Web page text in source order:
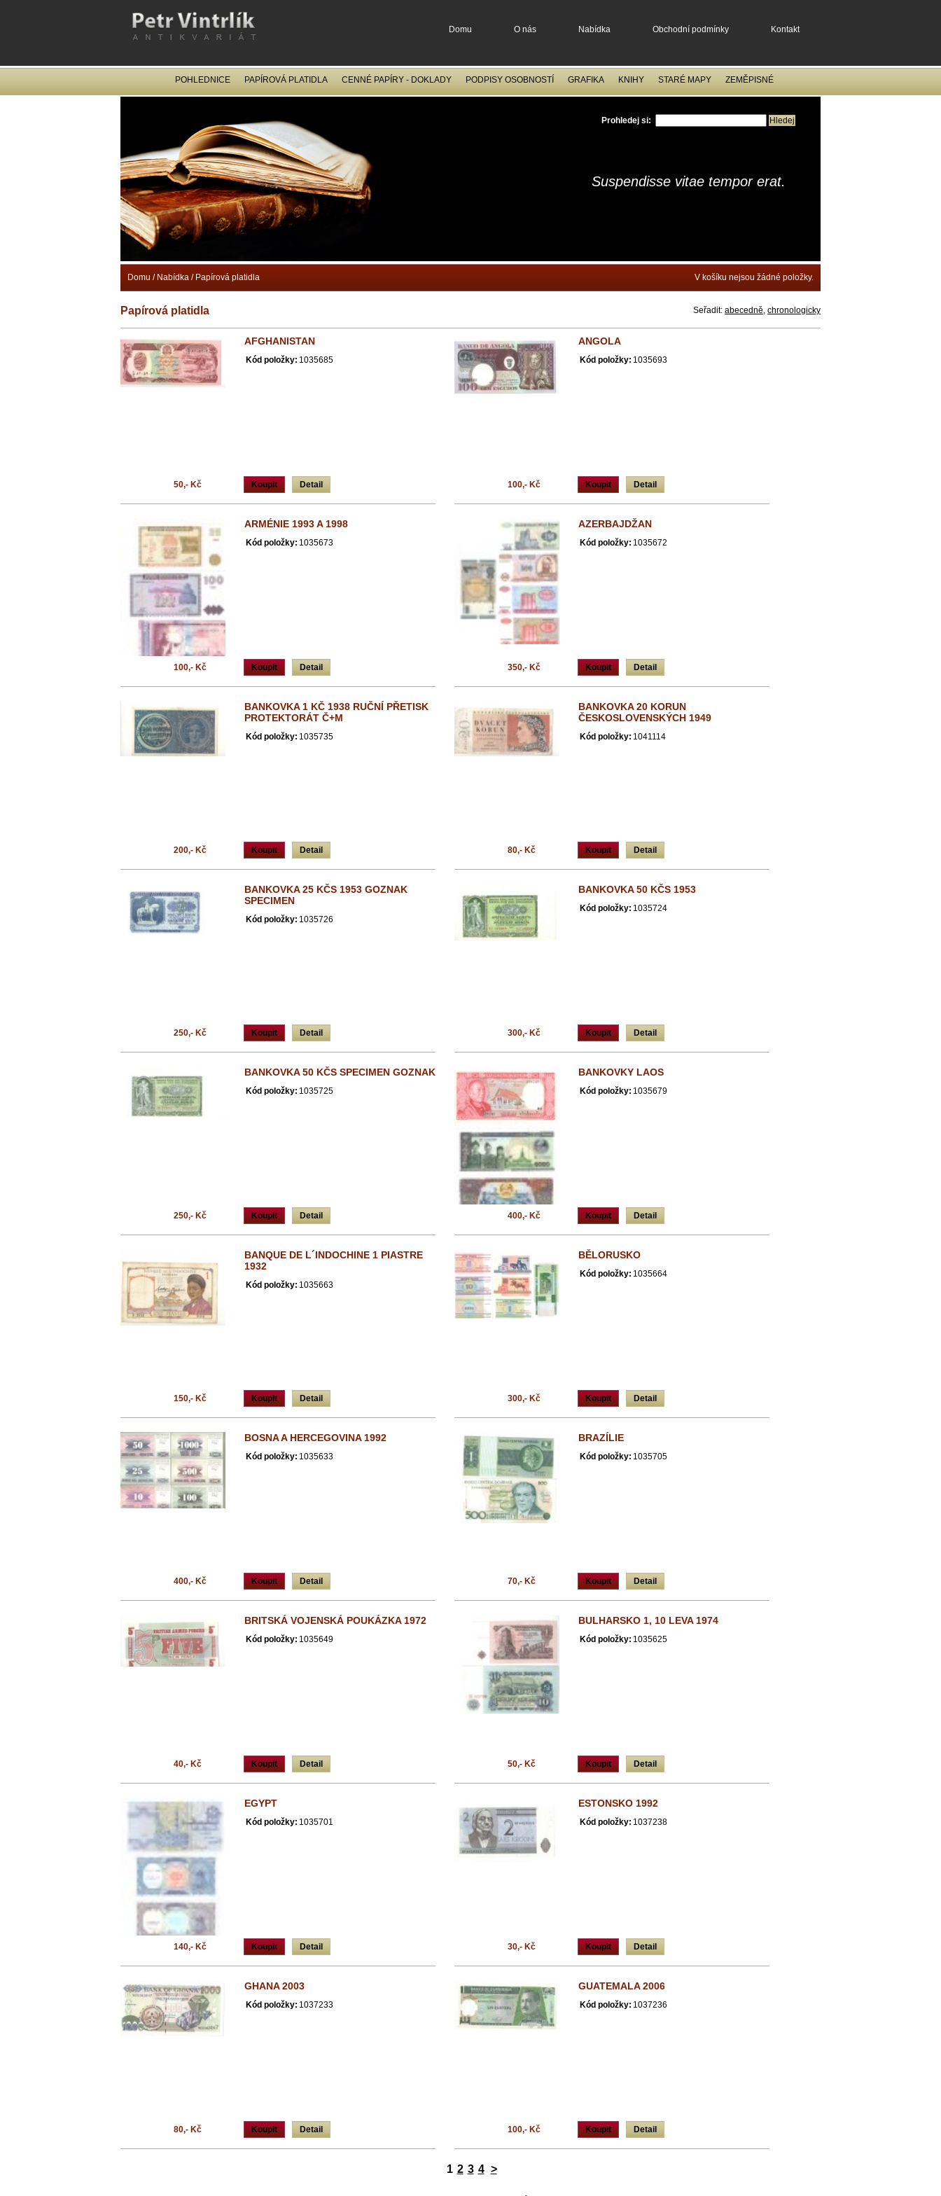
Papírová platidla Seřadit: abecedně, chronologicky
AFGHANISTAN
Kód položky: 1035685
Koupit Detail
50,- Kč
ANGOLA
Kód položky: 1035693
Koupit Detail
100,- Kč
ARMÉNIE 1993 A 1998
Kód položky: 1035673
Koupit Detail
100,- Kč
AZERBAJDŽAN
Kód položky: 1035672
Koupit Detail
350,- Kč
BANKOVKA 1 KČ 1938 RUČNÍ PŘETISK
PROTEKTORÁT Č+M
Kód položky: 1035735
Koupit Detail
200,- Kč
BANKOVKA 20 KORUN
ČESKOSLOVENSKÝCH 1949
Kód položky: 1041114
Koupit Detail
80,- Kč
BANKOVKA 25 KČS 1953 GOZNAK
SPECIMEN
Kód položky: 1035726
Koupit Detail
250,- Kč
BANKOVKA 50 KČS 1953
Kód položky: 1035724
Koupit Detail
300,- Kč
BANKOVKA 50 KČS SPECIMEN GOZNAK
Kód položky: 1035725
Koupit Detail
250,- Kč
BANKOVKY LAOS
Kód položky: 1035679
Koupit Detail
400,- Kč
BANQUE DE L´INDOCHINE 1 PIASTRE
1932
Kód položky: 1035663
Koupit Detail
150,- Kč
BĚLORUSKO
Kód položky: 1035664
Koupit Detail
300,- Kč
BOSNA A HERCEGOVINA 1992
Kód položky: 1035633
Koupit Detail
400,- Kč
BRAZÍLIE
Kód položky: 1035705
Koupit Detail
70,- Kč
BRITSKÁ VOJENSKÁ POUKÁZKA 1972
Kód položky: 1035649
Koupit Detail
40,- Kč
BULHARSKO 1, 10 LEVA 1974
Kód položky: 1035625
Koupit Detail
50,- Kč
EGYPT
Kód položky: 1035701
Koupit Detail
140,- Kč
ESTONSKO 1992
Kód položky: 1037238
Koupit Detail
30,- Kč
GHANA 2003
Kód položky: 1037233
Koupit Detail
80,- Kč
GUATEMALA 2006
Kód položky: 1037236
Koupit Detail
100,- Kč
1 2 3 4 >
Domu O nás Nabídka Obchodní podmínky Kontakt
POHLEDNICE PAPÍROVÁ PLATIDLA CENNÉ PAPÍRY - DOKLADY PODPISY OSOBNOSTÍ GRAFIKA KNIHY STARÉ MAPY ZEMĚPISNÉ
Suspendisse vitae tempor erat.
Prohledej si:
V košíku nejsou žádné položky.
Domu / Nabídka / Papírová platidla